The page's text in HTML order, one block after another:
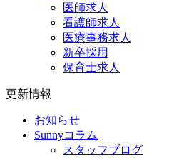
医師求人
看護師求人
医療事務求人
新卒採用
保育士求人
更新情報
お知らせ
Sunnyコラム
スタッフブログ